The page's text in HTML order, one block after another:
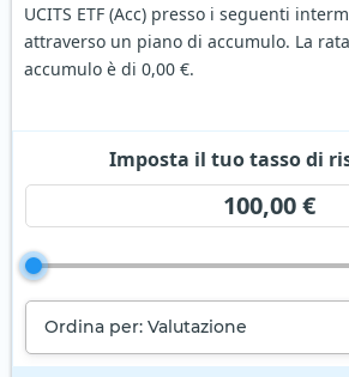
UCITS ETF (Acc) presso i seguenti
attraverso un piano di accumulo. La
accumulo è di 0,00 €.
Imposta il tuo tasso di
100,00 €
Ordina per: Valutazione